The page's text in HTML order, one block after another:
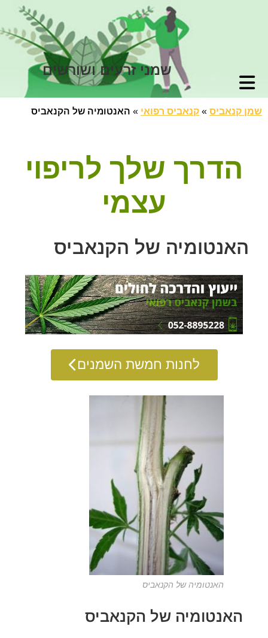
שמני זרעים ושורשים
שמן קנאביס » קנאביס רפואי » האנטומיה של הקנאביס
הדרך שלך לריפוי
עצמי
האנטומיה של הקנאביס
לחנות חמשת השמנים
האנטומיה של הקנאביס
האנטומיה של הקנאביס